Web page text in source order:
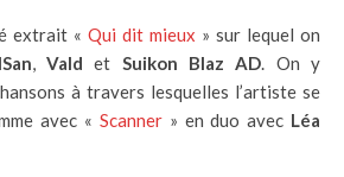
extrait « Qui dit mieux » sur lequel on
,Vald et Suikon Blaz AD. On y
à travers lesquelles l’artiste se
avec « Scanner» en duo avec Léa